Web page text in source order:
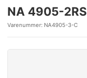
NA 4905-
Varenummer: NA4905-3-C